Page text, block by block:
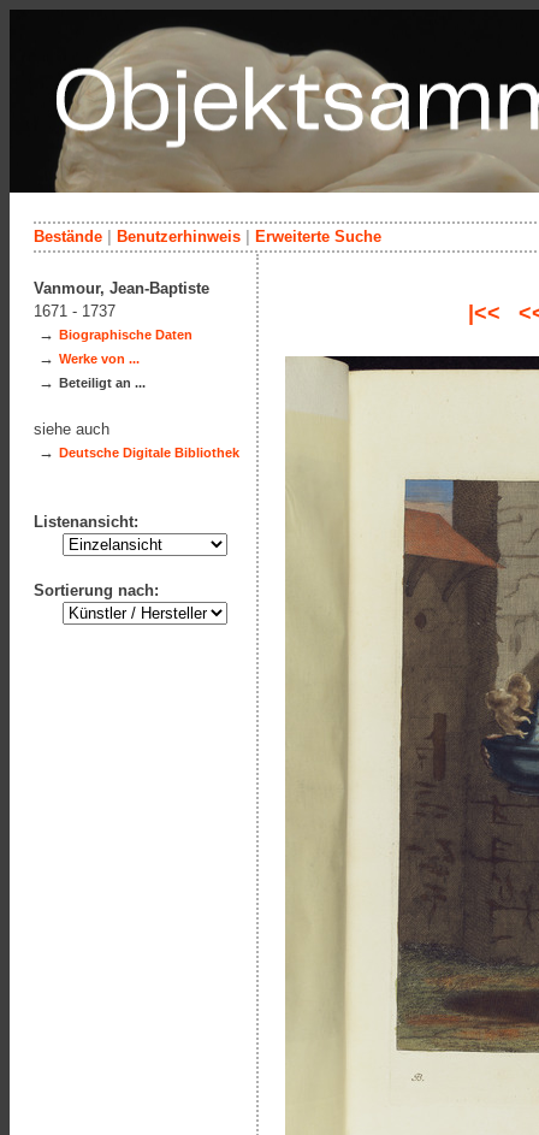
Bestände Benutzerhinweis Erweiterte Suche
|<<
Vanmour, Jean-Baptiste
1671 - 1737
→ Biographische Daten
→ Werke von ...
→ Beteiligt an ...
siehe auch
→ Deutsche Digitale Bibliothek
Listenansicht:
Sortierung nach: